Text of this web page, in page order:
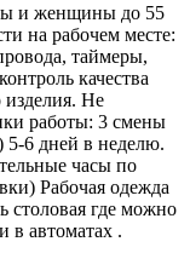
и женщины до 55
на рабочем месте:
таймеры,
качества
изделия. Не
работы: 3 смены
5-6 дней в неделю.
часы по
Рабочая одежда
столовая где можно
в автоматах .